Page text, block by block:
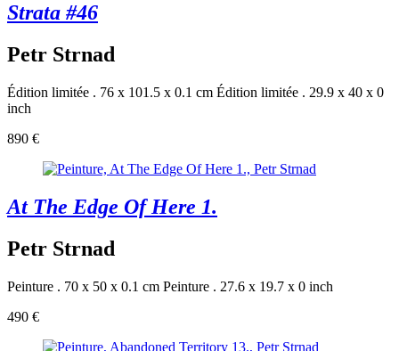
Strata #46
Petr Strnad
Édition limitée . 76 x 101.5 x 0.1 cm Édition limitée . 29.9 x 40 x 0
inch
890 €
At The Edge Of Here 1.
Petr Strnad
Peinture . 70 x 50 x 0.1 cm Peinture . 27.6 x 19.7 x 0 inch
490 €